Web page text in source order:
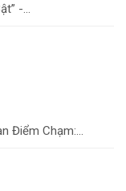
-...
Điểm Chạm:...